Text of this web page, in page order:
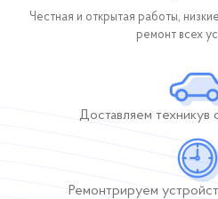
Честная и открытая работы,
ремонт всех
Доставляем техникув
Ремонтрируем